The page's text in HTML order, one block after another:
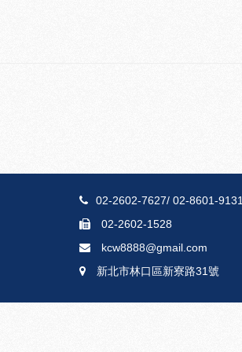
02-2602-7627/ 02-8601-9131
02-2602-1528
kcw8888@gmail.com
新北市林口區新寮路31號